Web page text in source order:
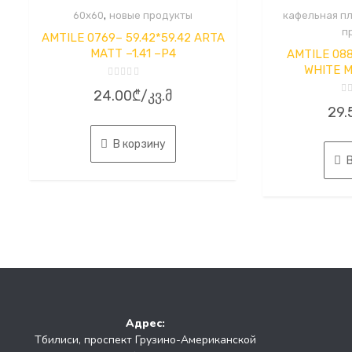
60x60, новые продукты
AMTILE 0769– 59.42*59.42 ARTA
MATT –1.41 –P4
0
24.00₾/კვ.მ
В корзину
кафельная
AMTILE
WHITE
0
Адрес:
Тбилиси, проспект Грузино-Американской